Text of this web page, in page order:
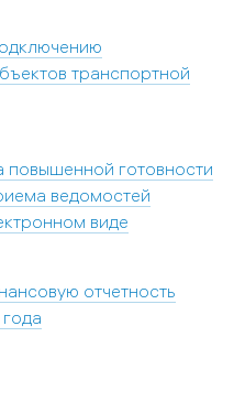
транспортной
готовности
ведомостей
виде
отчетность